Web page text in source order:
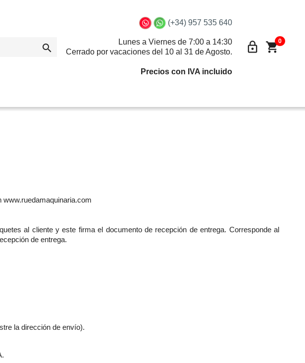

(+34) 957 535 640
Lunes a Viernes de 7:00 a 14:30
Cerrado por vacaciones del 10 al 31 de Agosto.
Precios con IVA incluido
lock_outline shopping_cart0
www.ruedamaquinaria.com
al cliente y este firma el documento de recepción de entrega. Corresponde al
de entrega.
la dirección de envío).